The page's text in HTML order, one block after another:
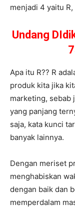
menjadi 4 yaitu R,
Undang
Apa itu R?? R
produk kita jika
marketing, sebab
yang panjang
saja, kata kunci
banyak lainnya.
Dengan meriset
menghabiskan
dengan baik dan
memperdalam